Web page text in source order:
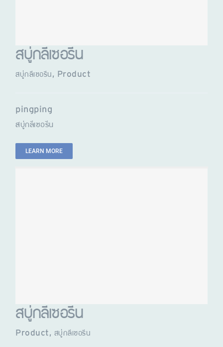
สบู่กลีเซอรีน
สบู่กลีเซอรีน , Product
pingping
สบู่กลีเซอรีน
LEARN MORE
สบู่กลีเซอรีน
Product , สบู่กลีเซอรีน